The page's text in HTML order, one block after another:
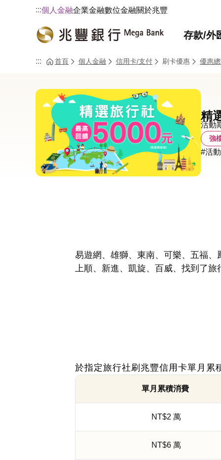
:::個人金融企業金融數位金融關於兆豐
存款/外
::: 首頁 個人金融 信用卡/支付 刷卡優惠 優惠
精
活動
強
#活
易遊網、雄獅、東南、可樂、五福、
上順、新進、凱旋、百威、找到了旅
於指定旅行社刷兆豐信用卡單月累
單月累積消費
NT$2 萬
NT$6 萬